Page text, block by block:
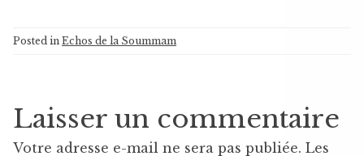
Posted in Echos de la Soummam
Laisser un commentaire
Votre adresse e-mail ne sera pas publiée. Les